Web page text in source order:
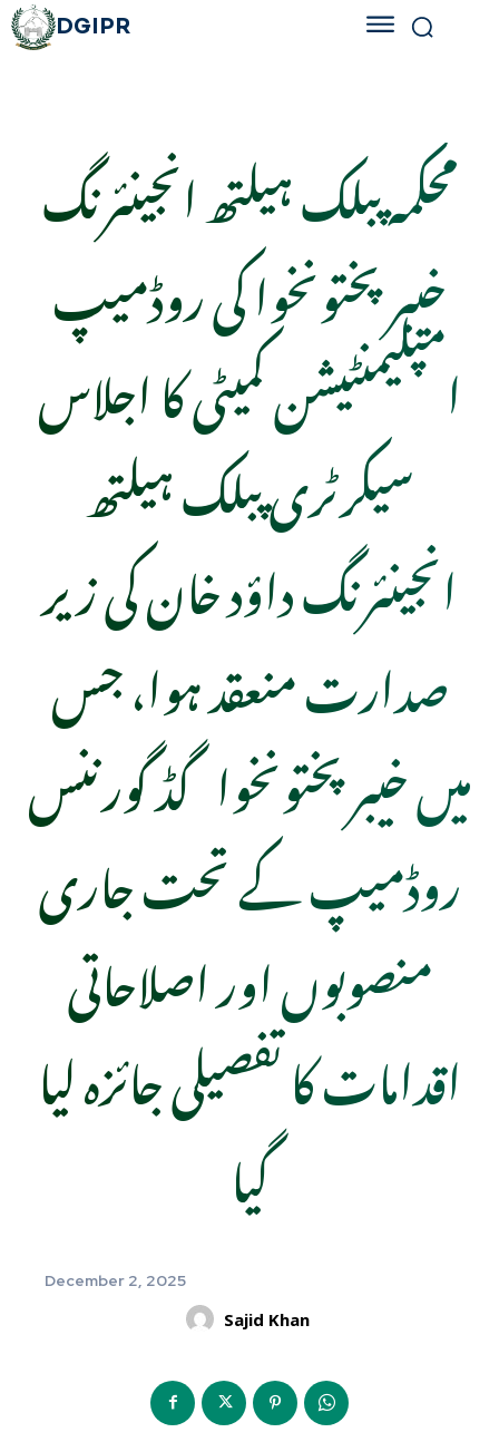
DGIPR
محکمہ پبلک ہیلتھ انجینئرنگ
خیبر پختونخوا کی روڈمیپ
امپلیمنٹیشن کمیٹی کا اجلاس
سیکرٹری پبلک ہیلتھ
انجینئرنگ داؤد خان کی زیر
صدارت منعقد ہوا، جس
میں خیبر پختونخوا گڈ گورننس
روڈمیپ کے تحت جاری
منصوبوں اور اصلاحاتی
اقدامات کا تفصیلی جائزہ لیا
گیا
December 2, 2025
Sajid Khan